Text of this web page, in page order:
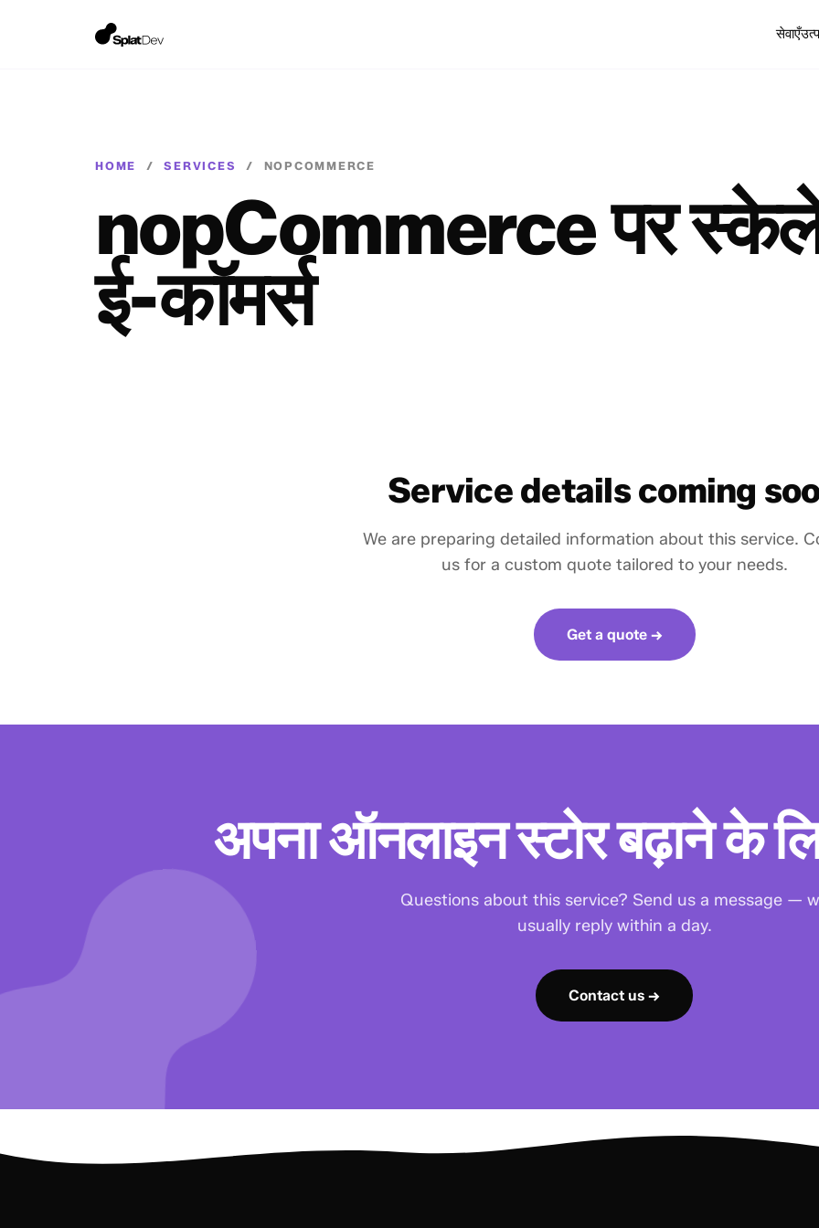
सेवाएँ
HOME / SERVICES / NOPCOMMERCE
nopCommerce पर
ई-कॉमर्स
Service details coming
We are preparing detailed information about this service.
us for a custom quote tailored to your needs.
Get a quote →
अपना ऑनलाइन स्टोर बढ़ाने के
Questions about this service? Send us a message —
usually reply within a day.
Contact us →